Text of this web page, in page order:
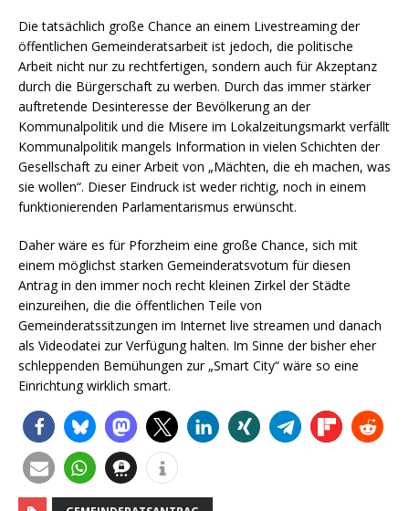
Die tatsächlich große Chance an einem Livestreaming der
öffentlichen Gemeinderatsarbeit ist jedoch, die politische
Arbeit nicht nur zu rechtfertigen, sondern auch für Akzeptanz
durch die Bürgerschaft zu werben. Durch das immer stärker
auftretende Desinteresse der Bevölkerung an der
Kommunalpolitik und die Misere im Lokalzeitungsmarkt verfällt
Kommunalpolitik mangels Information in vielen Schichten der
Gesellschaft zu einer Arbeit von „Mächten, die eh machen, was
sie wollen“. Dieser Eindruck ist weder richtig, noch in einem
funktionierenden Parlamentarismus erwünscht.
Daher wäre es für Pforzheim eine große Chance, sich mit
einem möglichst starken Gemeinderatsvotum für diesen
Antrag in den immer noch recht kleinen Zirkel der Städte
einzureihen, die die öffentlichen Teile von
Gemeinderatssitzungen im Internet live streamen und danach
als Videodatei zur Verfügung halten. Im Sinne der bisher eher
schleppenden Bemühungen zur „Smart City“ wäre so eine
Einrichtung wirklich smart.